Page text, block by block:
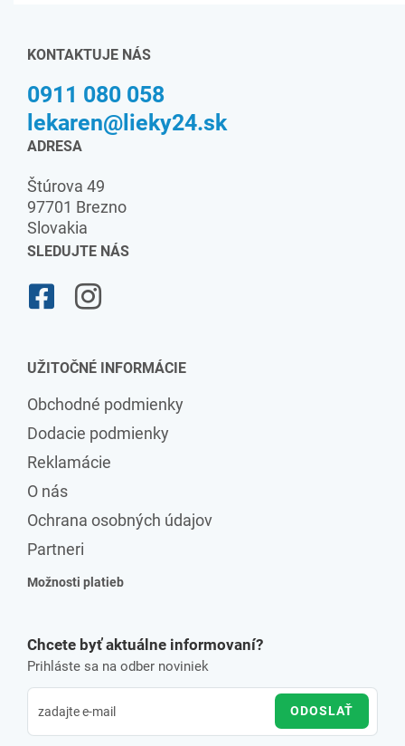
KONTAKTUJE NÁS
0911 080 058
lekaren@lieky24.sk
ADRESA
Štúrova 49
97701 Brezno
Slovakia
SLEDUJTE NÁS
UŽITOČNÉ INFORMÁCIE
Obchodné podmienky
Dodacie podmienky
Reklamácie
O nás
Ochrana osobných údajov
Partneri
Možnosti platieb
Chcete byť aktuálne informovaní?
Prihláste sa na odber noviniek
ODOSLAŤ